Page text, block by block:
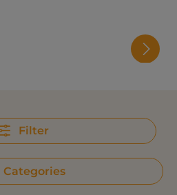
Filter
Categories